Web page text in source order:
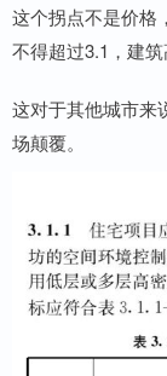
这个拐点不是价格
不得超过3.1，建筑
这对于其他城市来
场颠覆。